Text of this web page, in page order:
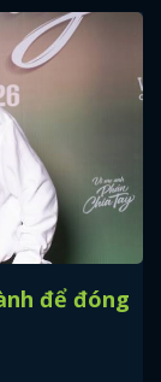
để đóng